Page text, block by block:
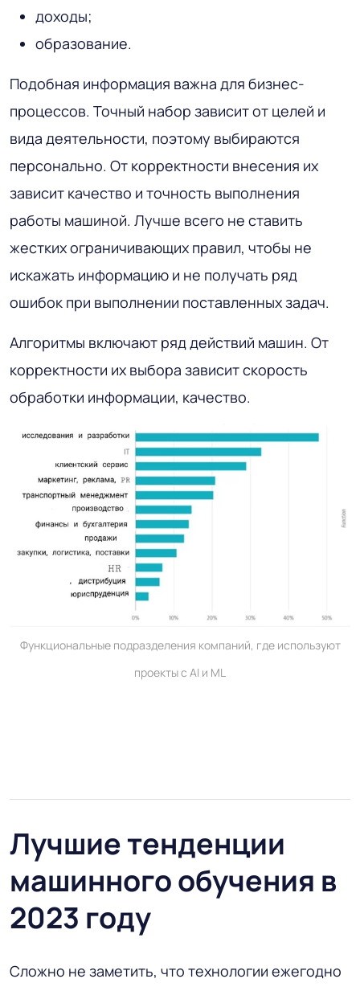
доходы;
образование.
Подобная информация важна для бизнес-
процессов. Точный набор зависит от целей и
вида деятельности, поэтому выбираются
персонально. От корректности внесения их
зависит качество и точность выполнения
работы машиной. Лучше всего не ставить
жестких ограничивающих правил, чтобы не
искажать информацию и не получать ряд
ошибок при выполнении поставленных задач.
Алгоритмы включают ряд действий машин. От
корректности их выбора зависит скорость
обработки информации, качество.
Функциональные подразделения компаний, где используют
проекты с AI и ML
Лучшие тенденции
машинного обучения в
2023 году
Сложно не заметить, что технологии ежегодно